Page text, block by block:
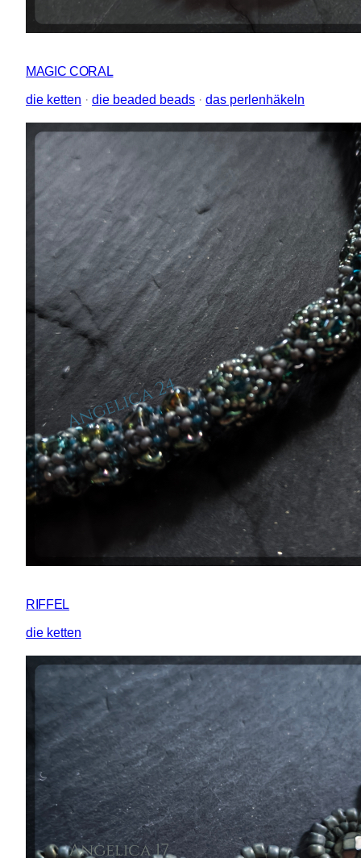
MAGIC CORAL
die ketten · die beaded beads · das perlenhäkeln
RIFFEL
die ketten